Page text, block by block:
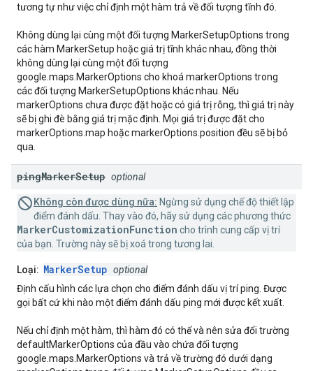
tương tự như việc chỉ định một hàm trả về đối tượng tĩnh đó.
Không dùng lại cùng một đối tượng MarkerSetupOptions trong
các hàm MarkerSetup hoặc giá trị tĩnh khác nhau, đồng thời
không dùng lại cùng một đối tượng
google.maps.MarkerOptions cho khoá markerOptions trong
các đối tượng MarkerSetupOptions khác nhau. Nếu
markerOptions chưa được đặt hoặc có giá trị rỗng, thì giá trị này
sẽ bị ghi đè bằng giá trị mặc định. Mọi giá trị được đặt cho
markerOptions.map hoặc markerOptions.position đều sẽ bị bỏ
qua.
pingMarkerSetup optional
Không còn được dùng nữa: Ngừng sử dụng chế độ thiết lập
điểm đánh dấu. Thay vào đó, hãy sử dụng các phương thức
MarkerCustomizationFunction cho trình cung cấp vị trí
của bạn. Trường này sẽ bị xoá trong tương lai.
Loại: MarkerSetup optional
Định cấu hình các lựa chọn cho điểm đánh dấu vị trí ping. Được
gọi bất cứ khi nào một điểm đánh dấu ping mới được kết xuất.
Nếu chỉ định một hàm, thì hàm đó có thể và nên sửa đổi trường
defaultMarkerOptions của đầu vào chứa đối tượng
google.maps.MarkerOptions và trả về trường đó dưới dạng